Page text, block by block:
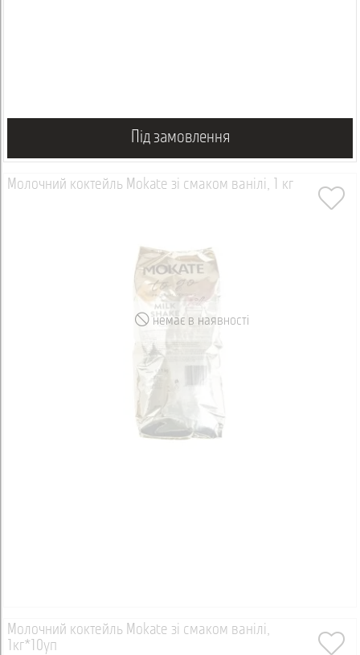
Під замовлення
немає в наявності
Молочний коктейль Mokate зі смаком ванілі, 1 кг
Молочний коктейль Mokate зі смаком ванілі,
1кг*10уп